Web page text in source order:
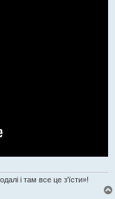
і там все це з'їсти»!